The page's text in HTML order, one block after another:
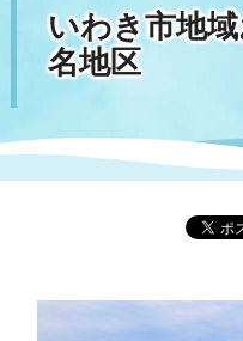
いわき市地
名地区